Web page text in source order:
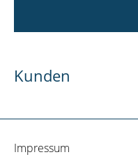
Kunden
Impressum